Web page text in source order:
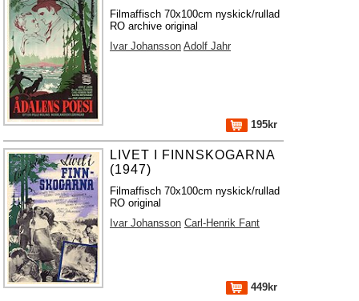
Filmaffisch 70x100cm nyskick/rullad
RO archive original
Ivar Johansson Adolf Jahr
195kr
LIVET I FINNSKOGARNA
(1947)
Filmaffisch 70x100cm nyskick/rullad
RO original
Ivar Johansson Carl-Henrik Fant
449kr